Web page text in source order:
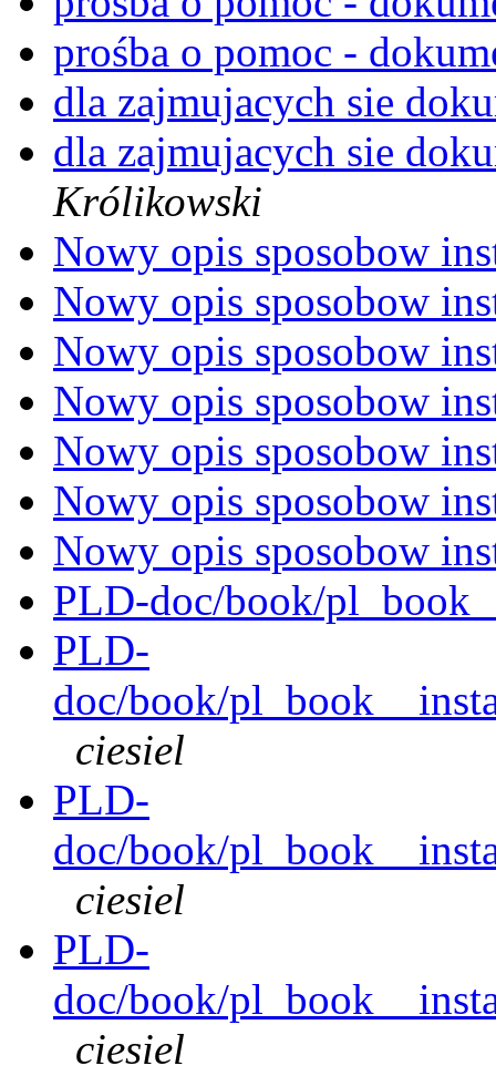
prośba o pomoc -
dla zajmujacych sie
dla zajmujacych sie
Królikowski
Nowy opis sposobow
Nowy opis sposobow
Nowy opis sposobow
Nowy opis sposobow
Nowy opis sposobow
Nowy opis sposobow
Nowy opis sposobow
PLD-doc/book/
PLD-
doc/book/
ciesiel
PLD-
doc/book/
ciesiel
PLD-
doc/book/
ciesiel